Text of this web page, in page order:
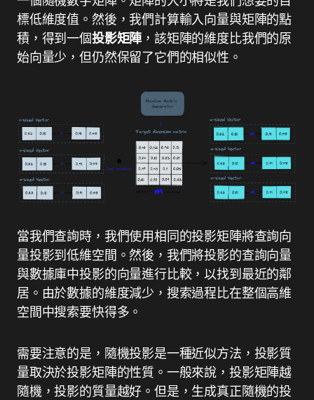
標低維度值。然後，我們計算輸入向量與矩陣的點
積，得到一個投影矩陣 ，該矩陣的維度比我們的原
始向量少，但仍然保留了它們的相似性。
當我們查詢時，我們使用相同的投影矩陣將查詢向
量投影到低維空間。然後，我們將投影的查詢向量
與數據庫中投影的向量進行比較，以找到最近的鄰
居。由於數據的維度減少，搜索過程比在整個高維
空間中搜索要快得多。
需要注意的是，隨機投影是一種近似方法，投影質
量取決於投影矩陣的性質。一般來說，投影矩陣越
隨機，投影的質量越好。但是，生成真正隨機的投